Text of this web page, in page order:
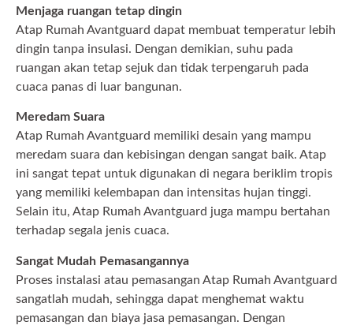
Menjaga ruangan tetap dingin
Atap Rumah Avantguard dapat membuat temperatur lebih
dingin tanpa insulasi. Dengan demikian, suhu pada
ruangan akan tetap sejuk dan tidak terpengaruh pada
cuaca panas di luar bangunan.
Meredam Suara
Atap Rumah Avantguard memiliki desain yang mampu
meredam suara dan kebisingan dengan sangat baik. Atap
ini sangat tepat untuk digunakan di negara beriklim tropis
yang memiliki kelembapan dan intensitas hujan tinggi.
Selain itu, Atap Rumah Avantguard juga mampu bertahan
terhadap segala jenis cuaca.
Sangat Mudah Pemasangannya
Proses instalasi atau pemasangan Atap Rumah Avantguard
sangatlah mudah, sehingga dapat menghemat waktu
pemasangan dan biaya jasa pemasangan. Dengan